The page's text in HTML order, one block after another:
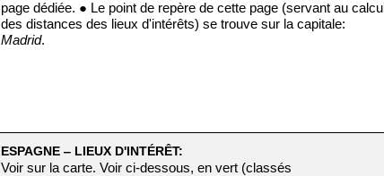
page dédiée. ● Le point de repère de cette page (servant au calcul
des distances des lieux d'intérêts) se trouve sur la capitale:
Madrid.
ESPAGNE ‒ LIEUX D'INTÉRÊT:
Voir sur la carte. Voir ci-dessous, en vert (classés